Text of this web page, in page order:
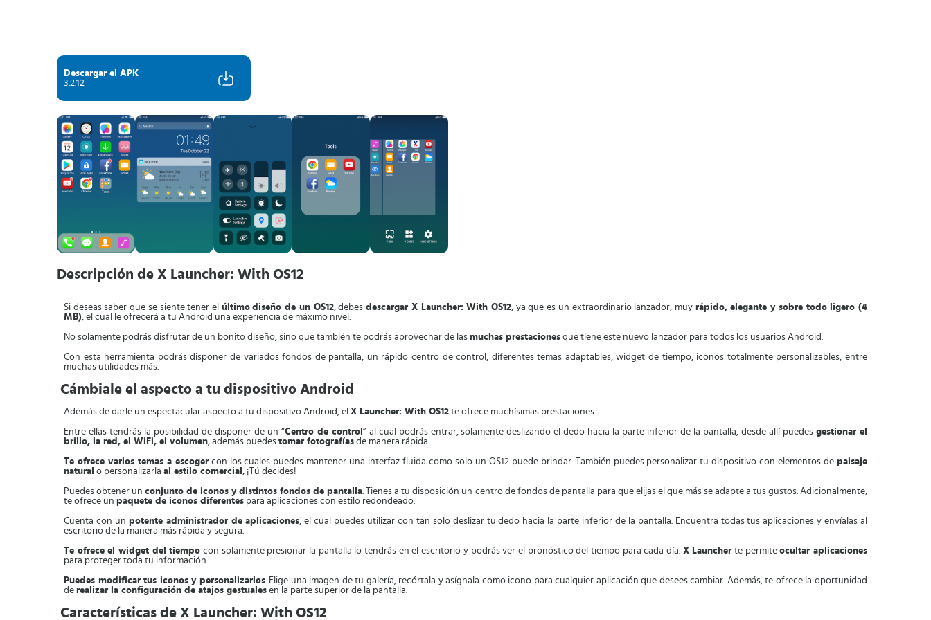
Descargar el APK
3.2.12
Descripción de X Launcher: With OS12
Si deseas saber que se siente tener el último diseño de un OS12, debesdescargar X Launcher: With OS12, ya que es un extraordinario lanzador, muy rápido, elegante y sobre todo ligero (4
MB), el cual le ofrecerá a tu Android una experiencia de máximo nivel.
No solamente podrás disfrutar de un bonito diseño, sino que también te podrás aprovechar de las muchas prestaciones que tiene este nuevo lanzador para todos los usuarios Android.
Con esta herramienta podrás disponer de variados fondos de pantalla, un rápido centro de control, diferentes temas adaptables, widget de tiempo, iconos totalmente personalizables, entre
muchas utilidades más.
Cámbiale el aspecto a tu dispositivo Android
Además de darle un espectacular aspecto a tu dispositivo Android, el X Launcher: With OS12 te ofrece muchísimas prestaciones.
Entre ellas tendrás la posibilidad de disponer de un “Centro de control ” al cual podrás entrar, solamente deslizando el dedo hacia la parte inferior de la pantalla, desde allí puedesgestionar el
brillo, la red, el WiFi, el volumen; además puedes tomar fotografías de manera rápida.
Te ofrece varios temas a escogercon los cuales puedes mantener una interfaz fluida como solo un OS12 puede brindar. También puedes personalizar tu dispositivo con elementos depaisaje
natural o personalizarla al estilo comercial , ¡Tú decides!
Puedes obtener unconjunto de iconos y distintos fondos de pantalla. Tienes a tu disposición un centro de fondos de pantalla para que elijas el que más se adapte a tus gustos. Adicionalmente,
te ofrece un paquete de iconos diferentes para aplicaciones con estilo redondeado.
Cuenta con un potente administrador de aplicaciones, el cual puedes utilizar con tan solo deslizar tu dedo hacia la parte inferior de la pantalla. Encuentra todas tus aplicaciones y envíalas al
escritorio de la manera más rápida y segura.
Te ofrece el widget del tiempo con solamente presionar la pantalla lo tendrás en el escritorio y podrás ver el pronóstico del tiempo para cada día. X Launcher te permiteocultar aplicaciones
para proteger toda tu información.
Puedes modificar tus iconos y personalizarlos. Elige una imagen de tu galería, recórtala y asígnala como icono para cualquier aplicación que desees cambiar. Además, te ofrece la oportunidad
de realizar la configuración de atajos gestuales en la parte superior de la pantalla.
Características de X Launcher: With OS12